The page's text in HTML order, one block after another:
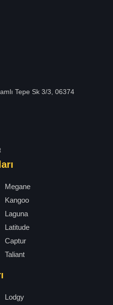
Tepe Sk 3/3, 06374
Megane
Kangoo
Laguna
Latitude
Captur
Taliant
Lodgy